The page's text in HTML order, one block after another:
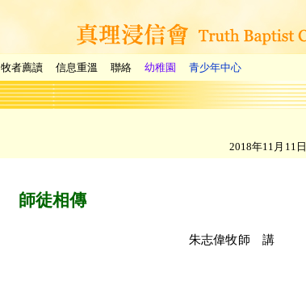
牧者薦讀 信息重溫 聯絡 幼稚園 青少年中心
2018年11月11日
師徒相傳
朱志偉牧師 講